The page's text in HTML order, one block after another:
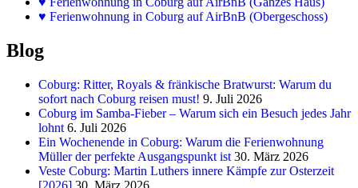
♥ Ferienwohnung in Coburg auf AirBnB (Obergeschoss)
Blog
Coburg: Ritter, Royals & fränkische Bratwurst: Warum du
sofort nach Coburg reisen must! 9. Juli 2026
Coburg im Samba-Fieber – Warum sich ein Besuch jedes Jahr
lohnt 6. Juli 2026
Ein Wochenende in Coburg: Warum die Ferienwohnung
Müller der perfekte Ausgangspunkt ist 30. März 2026
Veste Coburg: Martin Luthers innere Kämpfe zur Osterzeit
[2026] 30. März 2026